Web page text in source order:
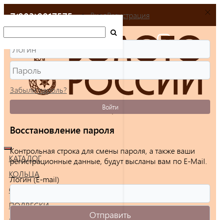
+7(903)9917575
КАТАЛОГ
КОЛЬЦА
СЕРЬГИ
ПОДВЕСКИ
ВходРегистрация
Забыли пароль?
Войти
Восстановление пароля
Контрольная строка для смены пароля, а также ваши
регистрационные данные, будут высланы вам по E-Mail.
Логин (E-mail)